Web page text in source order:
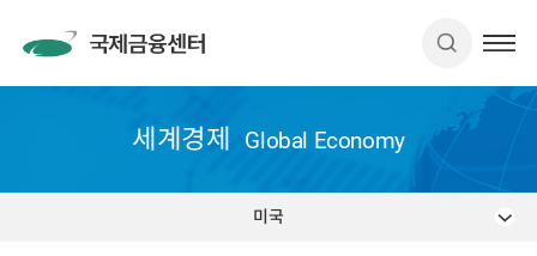
세계경제 Global Economy
미국